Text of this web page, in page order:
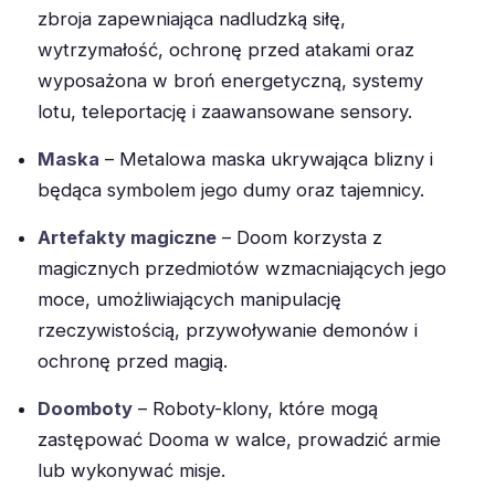
zbroja zapewniająca nadludzką siłę,
wytrzymałość, ochronę przed atakami oraz
wyposażona w broń energetyczną, systemy
lotu, teleportację i zaawansowane sensory.
Maska – Metalowa maska ukrywająca blizny i
będąca symbolem jego dumy oraz tajemnicy.
Artefakty magiczne – Doom korzysta z
magicznych przedmiotów wzmacniających jego
moce, umożliwiających manipulację
rzeczywistością, przywoływanie demonów i
ochronę przed magią.
Doomboty – Roboty-klony, które mogą
zastępować Dooma w walce, prowadzić armie
lub wykonywać misje.